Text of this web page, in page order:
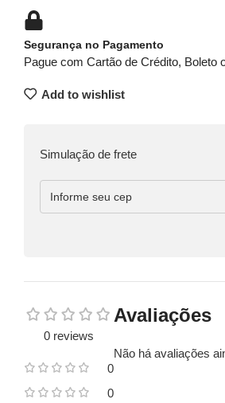
Segurança no Pagamento
Pague com Cartão de Crédito, Boleto
Add to wishlist
Simulação de frete
0 reviews
0
0
Avaliações
Não há avaliações